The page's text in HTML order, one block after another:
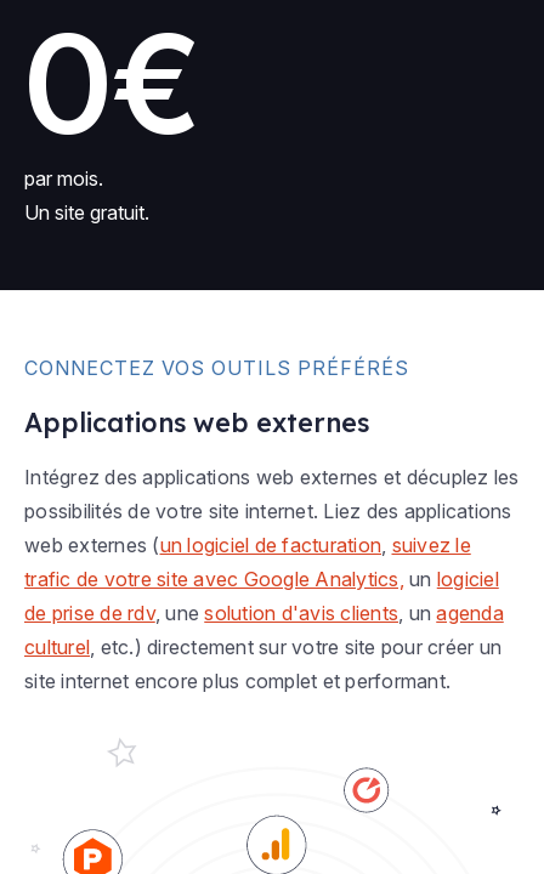
0€
par mois.
Un site gratuit.
CONNECTEZ VOS OUTILS PRÉFÉRÉS
Applications web externes
Intégrez des applications web externes et décuplez les
possibilités de votre site internet. Liez des applications
web externes (un logiciel de facturation, suivez le
trafic de votre site avec Google Analytics, un logiciel
de prise de rdv, unesolution d'avis clients, unagenda
culturel, etc.) directement sur votre site pour créer un
site internet encore plus complet et performant.